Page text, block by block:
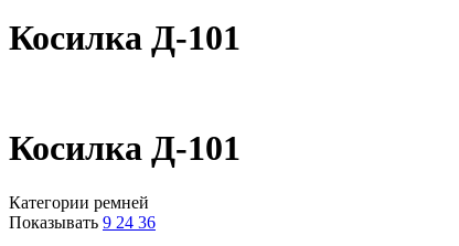
Косилка Д-101
Косилка Д-101
Категории ремней
Показывать 9 24 36